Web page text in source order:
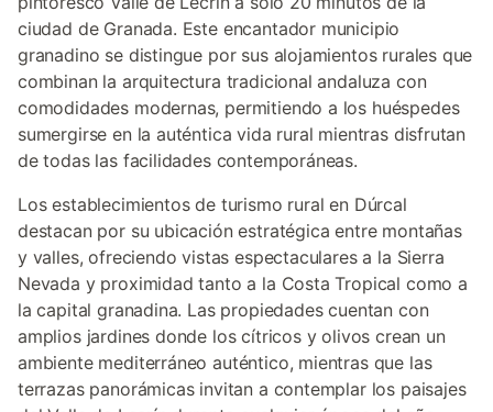
ciudad de Granada. Este encantador municipio
granadino se distingue por sus alojamientos rurales que
combinan la arquitectura tradicional andaluza con
comodidades modernas, permitiendo a los huéspedes
sumergirse en la auténtica vida rural mientras disfrutan
de todas las facilidades contemporáneas.
Los establecimientos de turismo rural en Dúrcal
destacan por su ubicación estratégica entre montañas
y valles, ofreciendo vistas espectaculares a la Sierra
Nevada y proximidad tanto a la Costa Tropical como a
la capital granadina. Las propiedades cuentan con
amplios jardines donde los cítricos y olivos crean un
ambiente mediterráneo auténtico, mientras que las
terrazas panorámicas invitan a contemplar los paisajes